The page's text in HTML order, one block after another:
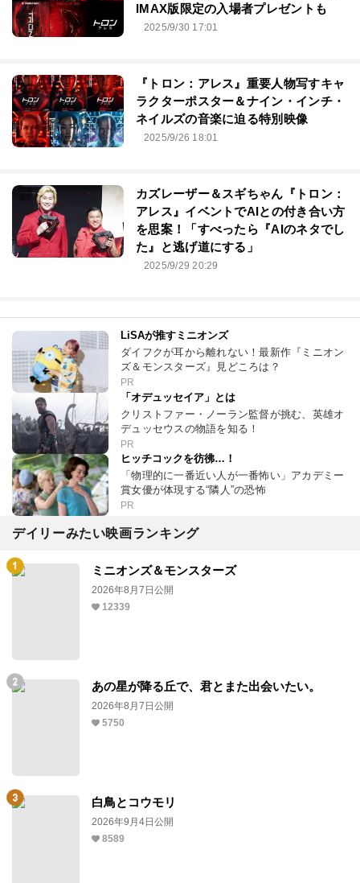
IMAX版限定の入場者プレゼントも
2025/9/30 17:01
『トロン：アレス』重要人物写すキャ
ラクターポスター＆ナイン・インチ・
ネイルズの音楽に迫る特別映像
2025/9/26 18:01
カズレーザー＆スギちゃん『トロン：
アレス』イベントでAIとの付き合い方
を思案！「すべったら『AIのネタでし
た』と逃げ道にする」
2025/9/29 20:29
LiSAが推すミニオンズ
ダイフクが耳から離れない！最新作『ミニオン
ズ＆モンスターズ』見どころは？
PR
「オデュッセイア」とは
クリストファー・ノーラン監督が挑む、英雄オ
デュッセウスの物語を知る！
PR
ヒッチコックを彷彿…！
「物理的に一番近い人が一番怖い」アカデミー
賞女優が体現する“隣人”の恐怖
PR
デイリーみたい映画ランキング
ミニオンズ＆モンスターズ
2026年8月7日公開
12339
あの星が降る丘で、君とまた出会いたい。
2026年8月7日公開
5750
白鳥とコウモリ
2026年9月4日公開
8589